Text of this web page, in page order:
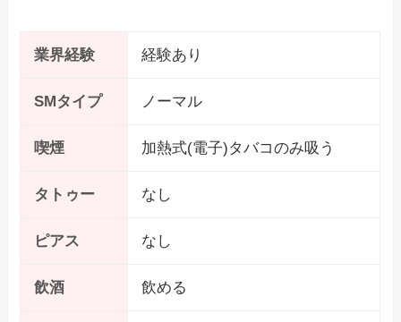
業界経験 経験あり
SMタイプ ノーマル
喫煙 加熱式(電子)タバコのみ吸う
タトゥー なし
ピアス なし
飲酒 飲める